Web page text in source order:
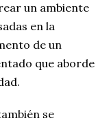
un ambiente
en la
de un
que aborde
se